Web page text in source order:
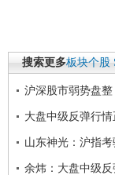
搜索更多板块个股
沪深股市弱势盘整
大盘中级反弹行
山东神光：沪指
余炜：大盘中级